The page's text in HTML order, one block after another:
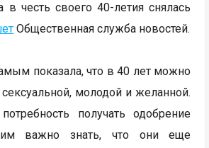
в честь своего 40-летия снялась
Общественная служба новостей.
показала, что в 40 лет можно
молодой и желанной.
получать одобрение
им важно знать, что они еще